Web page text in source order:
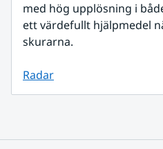
med hög upplösning i
ett värdefullt hjälpmedel
skurarna.
Radar